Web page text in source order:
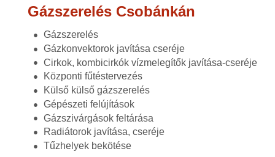
Gázszerelés Csobánkán
Gázszerelés
Gázkonvektorok javítása cseréje
Cirkok, kombicirkók vízmelegítők javítása-cseréje
Központi fűtéstervezés
Külső külső gázszerelés
Gépészeti felújítások
Gázszivárgások feltárása
Radiátorok javítása, cseréje
Tűzhelyek bekötése